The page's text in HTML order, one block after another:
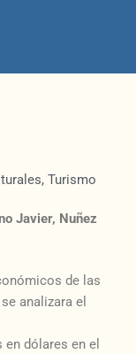
, Turismo
Javier, Nuñez
de las
analizara el
dólares en el